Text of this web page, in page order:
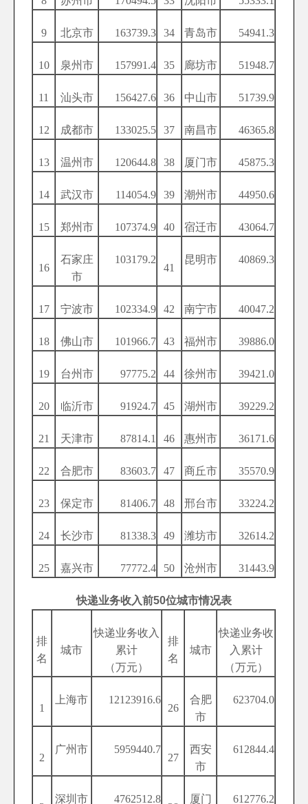
9 北京市 163739.3 34 青岛市 54941.3
10 泉州市 157991.4 35 廊坊市 51948.7
11 汕头市 156427.6 36 中山市 51739.9
12 成都市 133025.5 37 南昌市 46365.8
13 温州市 120644.8 38 厦门市 45875.3
14 武汉市 114054.9 39 潮州市 44950.6
15 郑州市 107374.9 40 宿迁市 43064.7
16
石家庄
市
103179.2
41
昆明市 40869.3
17 宁波市 102334.9 42 南宁市 40047.2
18 佛山市 101966.7 43 福州市 39886.0
19 台州市 97775.2 44 徐州市 39421.0
20 临沂市 91924.7 45 湖州市 39229.2
21 天津市 87814.1 46 惠州市 36171.6
22 合肥市 83603.7 47 商丘市 35570.9
23 保定市 81406.7 48 邢台市 33224.2
24 长沙市 81338.3 49 潍坊市 32614.2
25 嘉兴市 77772.4 50 沧州市 31443.9
快递业务收入前50位城市情况表
排
名
城市
快递业务收入
累计
（万元）
排
名
城市
快递业务收
入累计
（万元）
1
上海市 12123916.6
26
合肥
市
623704.0
2
广州市 5959440.7
27
西安
市
612844.4
深圳市 4762512.8
厦门
612776.2